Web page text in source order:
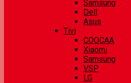
Samsung
Dell
Asus
Tivi
COOCAA
Xiaomi
Samsung
VSP
LG